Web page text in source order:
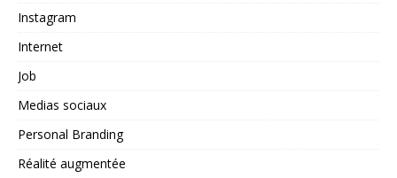
Instagram
Internet
Job
Medias sociaux
Personal Branding
Réalité augmentée